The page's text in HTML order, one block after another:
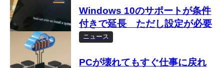
Windows 10のサポートが条件
付きで延長 ただし設定が必要
ニュース
PCが壊れてもすぐ仕事に戻れ